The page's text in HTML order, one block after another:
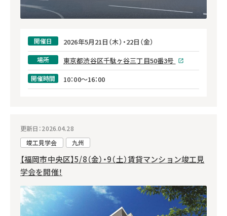
開催日 2026年5月21日（木）・22日（金）
場所 東京都渋谷区千駄ヶ谷三丁目50番3号
開催時間 10：00～16：00
更新日：2026.04.28
竣工見学会
九州
【福岡市中央区】5/8（金）・9（土）賃貸マンション竣工見
学会を開催！